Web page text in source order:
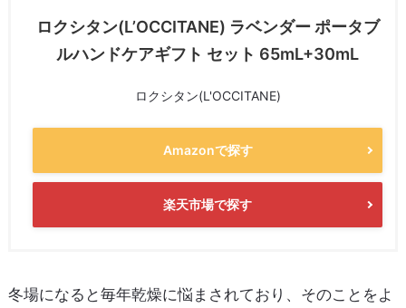
ロクシタン(L’OCCITANE) ラベンダー ポータブ
ルハンドケアギフト セット 65mL+30mL
ロクシタン(L'OCCITANE)
Amazonで探す
楽天市場で探す
冬場になると毎年乾燥に悩まされており、そのことをよ